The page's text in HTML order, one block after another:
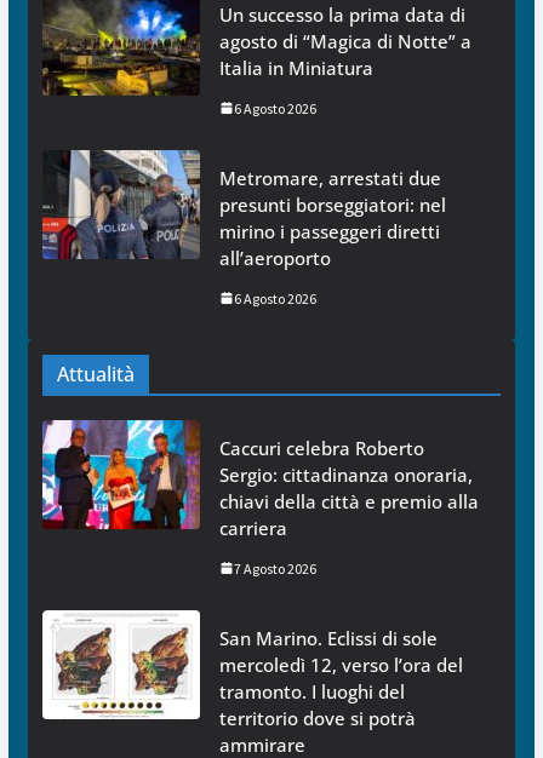
Un successo la prima data di
agosto di “Magica di Notte” a
Italia in Miniatura
6 Agosto 2026
Metromare, arrestati due
presunti borseggiatori: nel
mirino i passeggeri diretti
all’aeroporto
6 Agosto 2026
Attualità
Caccuri celebra Roberto
Sergio: cittadinanza onoraria,
chiavi della città e premio alla
carriera
7 Agosto 2026
San Marino. Eclissi di sole
mercoledì 12, verso l’ora del
tramonto. I luoghi del
territorio dove si potrà
ammirare